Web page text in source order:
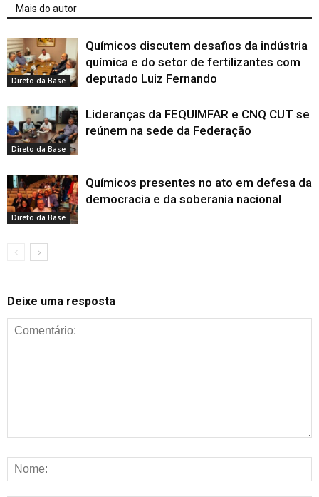
Mais do autor
Direto da Base
Químicos discutem desafios da indústria
química e do setor de fertilizantes com
deputado Luiz Fernando
Direto da Base
Lideranças da FEQUIMFAR e CNQ CUT se
reúnem na sede da Federação
Direto da Base
Químicos presentes no ato em defesa da
democracia e da soberania nacional
Deixe uma resposta